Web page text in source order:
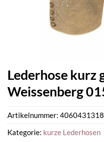
Lederhose kurz
Weissenberg
Artikelnummer:
Kategorie: kurze Lederhosen